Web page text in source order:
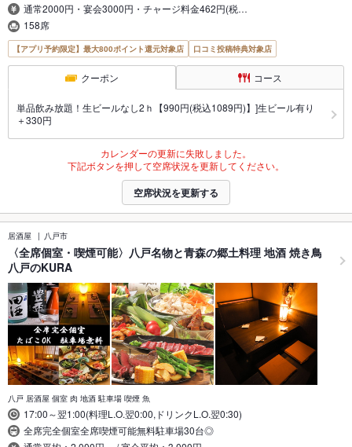
通常2000円・宴会3000円・チャージ料金462円(税…
158席
【アプリ予約限定】最大800ポイント還元対象店 口コミ投稿特典対象店
クーポン コース
単品飲み放題！生ビールなし2ｈ【990円(税込1089円)】]生ビール有り
＋330円
カレンダーの更新に失敗しました。
下記ボタンを押して空席状況を更新してください。
空席状況を更新する
居酒屋 八戸市
〈全席個室・喫煙可能〉八戸名物と青森の郷土料理 地酒 焼き鳥
八戸のKURA
八戸 居酒屋 個室 肉 地酒 駐車場 喫煙 魚
17:00～翌1:00(料理L.O.翌0:00,ドリンクL.O.翌0:30)
全席完全個室全席喫煙可能無料駐車場30台◎